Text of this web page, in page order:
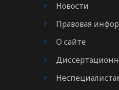
Новости
Правовая
О сайте